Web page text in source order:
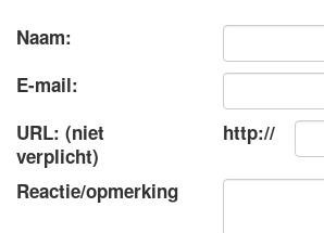
Naam:
E-mail:
URL: (niet
verplicht)
http://
Reactie/opmerking